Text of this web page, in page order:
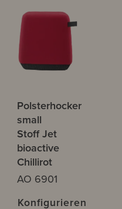
Polsterhocker
small
Stoff Jet
bioactive
Chillirot
AO 6901
Konfigurieren